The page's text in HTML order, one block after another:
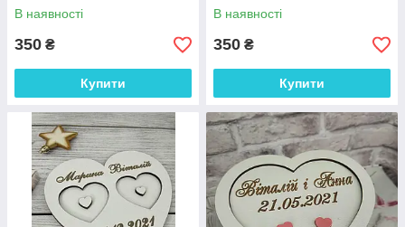
В наявності
350 ₴
Купити
В наявності
350 ₴
Купити